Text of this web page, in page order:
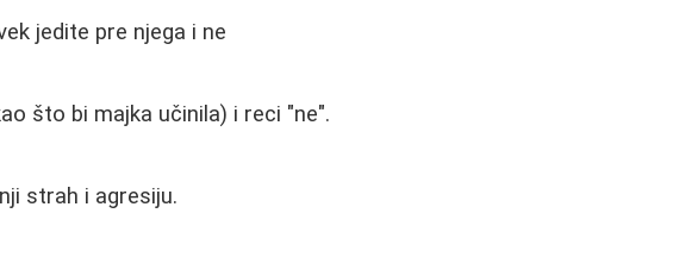
jedite pre njega i ne
što bi majka učinila) i reci "ne".
strah i agresiju.